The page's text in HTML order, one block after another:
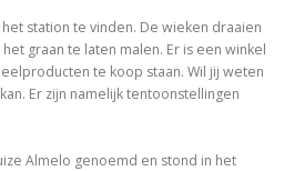
station te vinden. De wieken draaien
graan te laten malen. Er is een winkel
te koop staan. Wil jij weten
Er zijn namelijk tentoonstellingen
Almelo genoemd en stond in het